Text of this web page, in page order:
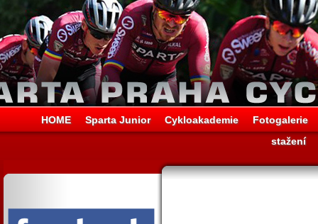
HOME Sparta Junior Cykloakademie
Fotogalerie
stažení